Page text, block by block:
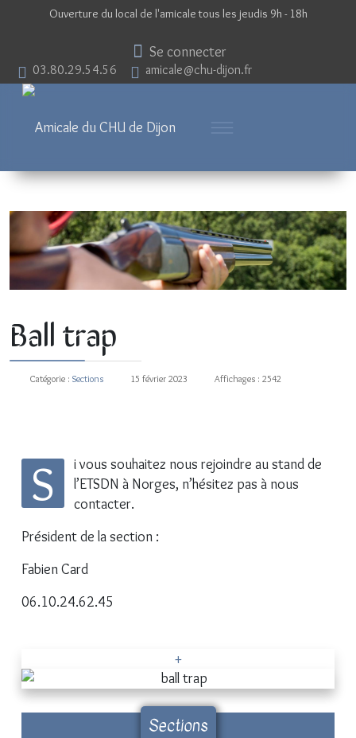
Ouverture du local de l'amicale tous les jeudis 9h - 18h
Se connecter
03.80.29.54.56 amicale@chu-dijon.fr
Ball trap
Catégorie : Sections 15 février 2023 Affichages : 2542
S
i vous souhaitez nous rejoindre au stand de
l’ETSDN à Norges, n’hésitez pas à nous
contacter.
Président de la section :
Fabien Card
06.10.24.62.45
+
Sections